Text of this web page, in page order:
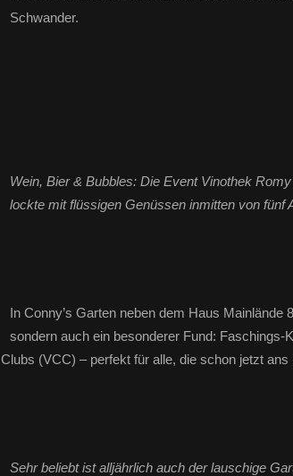
Schwander.
Wein, Bier & Bubbles: Die Event Vinothek
lockte mit flüssigen Genüssen inmitten von fünf
In Conny’s Garten neben dem Haus Mainlände
sondern auch ein besonderer Fund:
Clubs (VCC) – perfekt für alle, die schon jetzt
Sehr beliebt ist alljährlich auch der lauschige